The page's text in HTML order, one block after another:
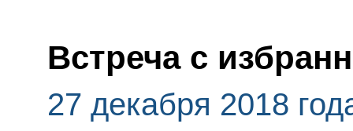
Встреча с
27 декабря 2018